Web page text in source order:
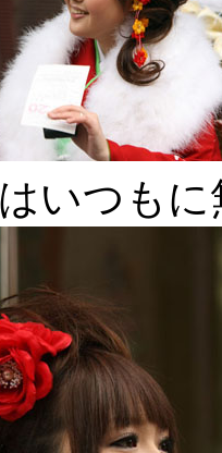
いつもに